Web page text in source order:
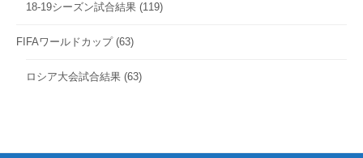
18-19シーズン試合結果 (119)
FIFAワールドカップ(63)
ロシア大会試合結果 (63)